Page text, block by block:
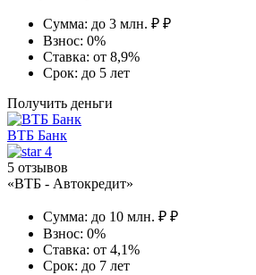
Сумма: до 3 млн. ₽ ₽
Взнос: 0%
Ставка: от 8,9%
Срок: до 5 лет
Получить деньги
ВТБ Банк
4
5 отзывов
«ВТБ - Автокредит»
Сумма: до 10 млн. ₽ ₽
Взнос: 0%
Ставка: от 4,1%
Срок: до 7 лет